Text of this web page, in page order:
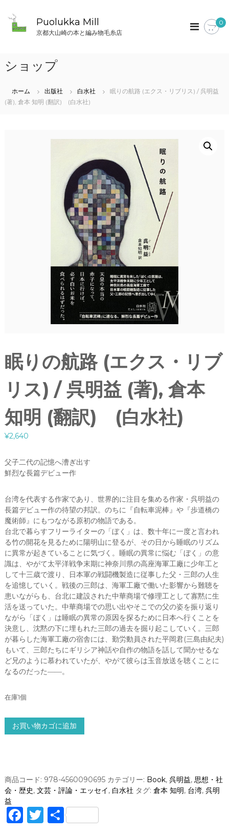
プ
Puolukka Mill
京都大山崎の本と編み物毛糸店
0
ショップ
ホーム 出版社 白水社
眠りの航路 (エクス・リブリス) / 呉明益
(著), 倉本 知明 (翻訳) (白水社)
眠りの航路 (エクス・リブ
リス) / 呉明益 (著), 倉本
知明 (翻訳) (白水社)
¥2,640
父子二代の記憶へ漕ぎ出す
鮮烈な長篇デビュー作
台湾を代表する作家であり、世界的に注目を集める作家・呉明益の
長篇デビュー作の待望の邦訳。のちに『自転車泥棒』や『歩道橋の
魔術師』にもつながる原初の物語である。
台北で暮らすフリーライターの「ぼく」は、数十年に一度と言われ
る竹の開花を見るために陽明山に登るが、その日から睡眠のリズム
に異常が起きていることに気づく。睡眠の異常に悩む「ぼく」の意
識は、やがて太平洋戦争末期に神奈川県の高座海軍工廠に少年工と
して十三歳で渡り、日本軍の戦闘機製造に従事した父・三郎の人生
を追憶していく。戦後の三郎は、海軍工廠で働いた影響から難聴を
患いながらも、台北に建設された中華商場で修理工として寡黙に生
活を送っていた。中華商場での思い出やそこでの父の姿を振り返り
ながら「ぼく」は睡眠の異常の原因を探るために日本へ行くことを
決意し、沈黙の下に埋もれた三郎の過去を掘り起こしていく。三郎
が暮らした海軍工廠の宿舎には、勤労動員された平岡君(三島由紀夫)
もいて、三郎たちにギリシア神話や自作の物語を話して聞かせるな
ど兄のように慕われていたが、やがて彼らは玉音放送を聴くことに
なるのだった――。
在庫1個
り
(
エ
ク
ス
・
お買い物カゴに追加
商品コード: 978-4560090695 カテゴリー: Book, 呉明益, 思想・社
会・歴史, 文芸・評論・エッセイ, 白水社 タグ: 倉本 知明, 台湾, 呉明
益
F T 共